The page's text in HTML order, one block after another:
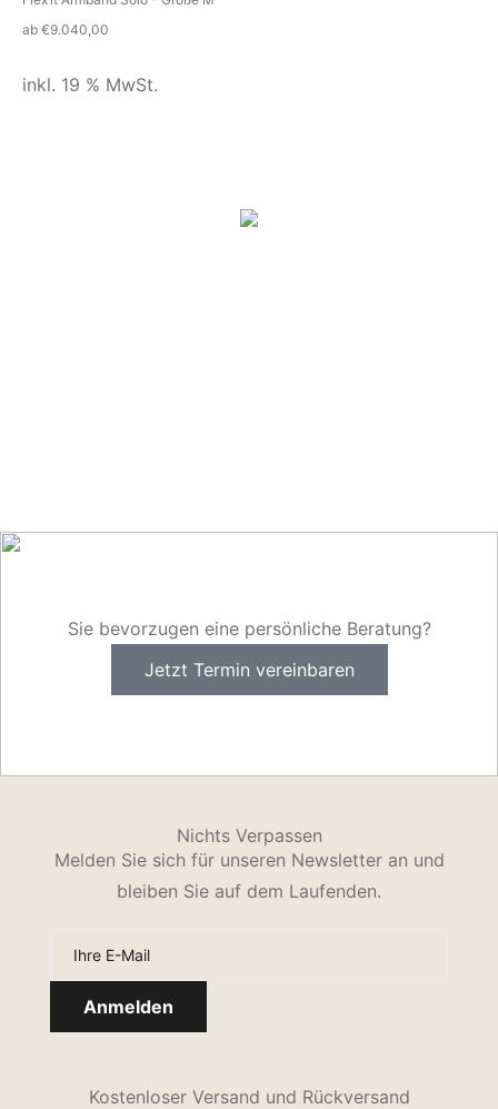
ab €9.040,00
inkl. 19 % MwSt.
Sie bevorzugen eine persönliche Beratung?
Jetzt Termin vereinbaren
Nichts Verpassen
Melden Sie sich für unseren Newsletter an und
bleiben Sie auf dem Laufenden.
Kostenloser Versand und Rückversand